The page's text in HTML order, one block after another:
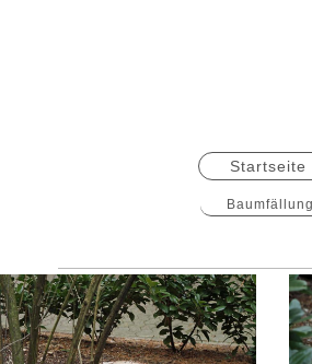
Startseite
Baumfällung